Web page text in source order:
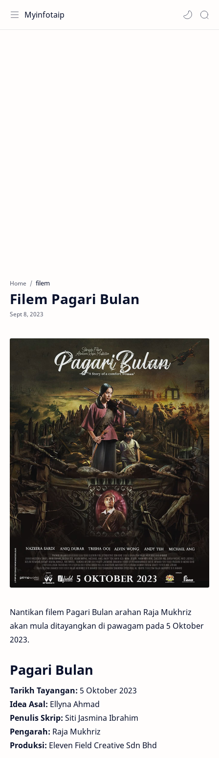
Myinfotaip
Home filem
Filem Pagari Bulan
Nantikan filem Pagari Bulan arahan Raja Mukhriz
akan mula ditayangkan di pawagam pada 5 Oktober
2023.
Pagari Bulan
Tarikh Tayangan: 5 Oktober 2023
Idea Asal: Ellyna Ahmad
Penulis Skrip: Siti Jasmina Ibrahim
Pengarah: Raja Mukhriz
Produksi: Eleven Field Creative Sdn Bhd